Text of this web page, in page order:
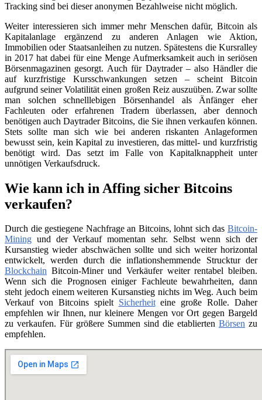
Tracking sind bei dieser anonymen Bezahlweise nicht möglich.
Weiter interessieren sich immer mehr Menschen dafür, Bitcoin als
Kapitalanlage ergänzend zu anderen Anlagen wie Aktion,
Immobilien oder Staatsanleihen zu nutzen. Spätestens die Kursralley
in 2017 hat dabei für eine Menge Aufmerksamkeit auch in seriösen
Börsenmagazinen gesorgt. Auch für Daytrader – also Händler die
auf kurzfristige Kursschwankungen setzen – scheint Bitcoin
aufgrund seiner Volatilität einen großen Reiz auszuüben. Zwar sollte
man solchen schnelllebigen Börsenhandel als Änfänger eher
Fachleuten oder erfahrenen Tradern überlassen, aber dennoch
benötigen auch Daytrader Bitcoins, die Sie ihnen verkaufen können.
Stets sollte man sich wie bei anderen riskanten Anlageformen
bewusst sein, kein Kapital zu investieren, das mittel- und kurzfristig
benötigt wird. Das setzt im Falle von Kapitalknappheit unter
unnötigen Verkaufsdruck.
Wie kann ich in Affing sicher Bitcoins
verkaufen?
Durch die gestiegene Nachfrage an Bitcoins, lohnt sich das Bitcoin-
Mining und der Verkauf momentan sehr. Selbst wenn sich der
Kursanstieg wieder abschwächen sollte und sich weiter horizontal
entwickelt, werden durch die inflationshemmende Strucktur der
Blockchain Bitcoin-Miner und Verkäufer weiter rentabel bleiben.
Wenn sich die Prognosen einiger Fachleute bewahrheiten, dann
steht jedoch einem weiteren Kursanstieg nichts im Weg. Auch beim
Verkauf von Bitcoins spielt Sicherheiteine große Rolle. Daher
empfehlen wir Ihnen, nur kleinere Mengen vor Ort gegen Bargeld
zu verkaufen. Für größere Summen sind die etablierten Börsen zu
empfehlen.